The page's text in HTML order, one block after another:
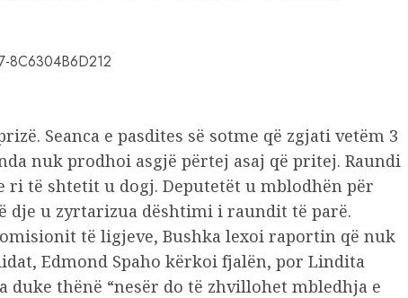
Seanca e pasdites së sotme që zgjati vetëm 3
nuk prodhoi asgjë përtej asaj që pritej. Raundi
ri të shtetit u dogj. Deputetët u mblodhën për
dje u zyrtarizua dështimi i raundit të parë.
të ligjeve, Bushka lexoi raportin që nuk
Edmond Spaho kërkoi fjalën, por Lindita
duke thënë “nesër do të zhvillohet mbledhja e